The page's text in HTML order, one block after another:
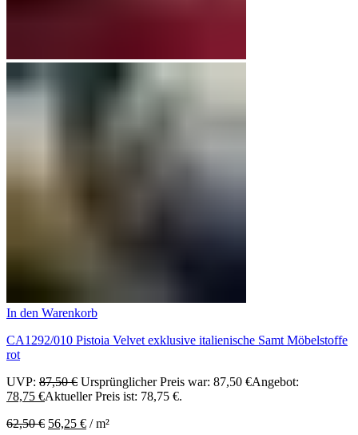
In den Warenkorb
CA1292/010 Pistoia Velvet exklusive italienische Samt Möbelstoffe
rot
UVP: 87,50€ Ursprünglicher Preis war: 87,50 €Angebot:
78,75 €Aktueller Preis ist: 78,75 €.
62,50€ 56,25 € /m²